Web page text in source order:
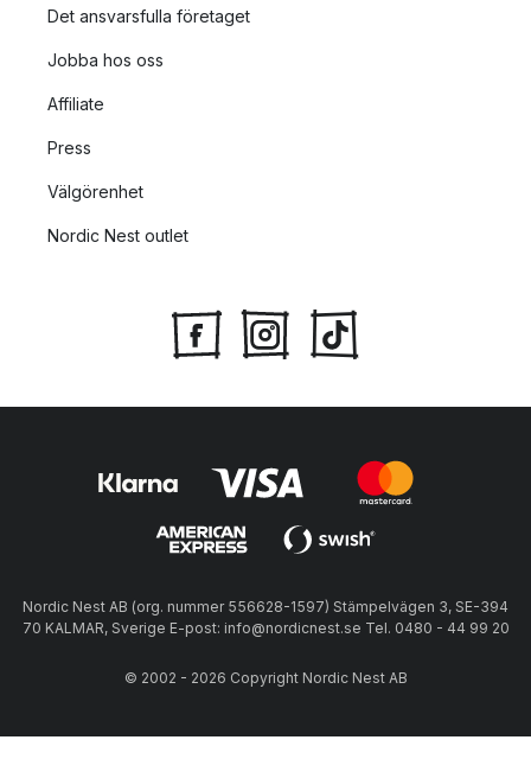
Det ansvarsfulla företaget
Jobba hos oss
Affiliate
Press
Välgörenhet
Nordic Nest outlet
Nordic Nest AB (org. nummer 556628-1597) Stämpelvägen 3, SE-394
70 KALMAR, Sverige E-post: info@nordicnest.se Tel. 0480 - 44 99 20
© 2002 - 2026 Copyright Nordic Nest AB